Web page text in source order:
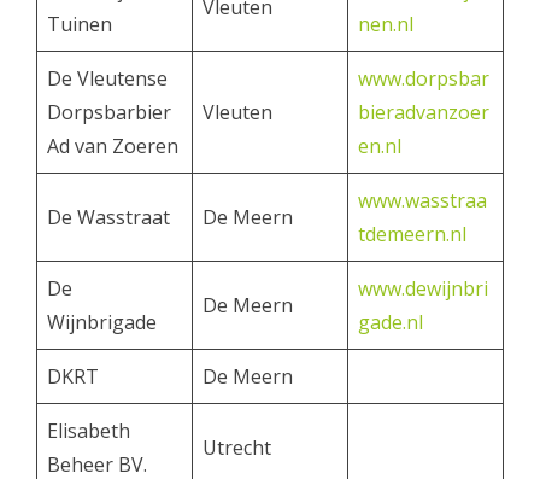
Tuinen
Vleuten
nen.nl
De Vleutense
Dorpsbarbier
Ad van Zoeren
Vleuten
www.dorpsbar
bieradvanzoer
en.nl
De Wasstraat De Meern
www.wasstraa
tdemeern.nl
De
Wijnbrigade
De Meern
www.dewijnbri
gade.nl
DKRT De Meern
Elisabeth
Beheer BV.
Utrecht